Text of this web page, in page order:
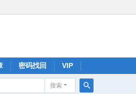
密码找回 VIP
搜索